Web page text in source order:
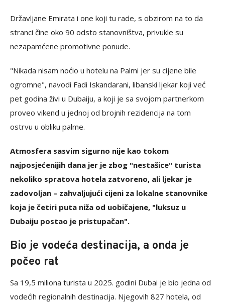
Državljane Emirata i one koji tu rade, s obzirom na to da
stranci čine oko 90 odsto stanovništva, privukle su
nezapamćene promotivne ponude.
"Nikada nisam noćio u hotelu na Palmi jer su cijene bile
ogromne", navodi Fadi Iskandarani, libanski ljekar koji već
pet godina živi u Dubaiju, a koji je sa svojom partnerkom
proveo vikend u jednoj od brojnih rezidencija na tom
ostrvu u obliku palme.
Atmosfera sasvim sigurno nije kao tokom
najposjećenijih dana jer je zbog "nestašice" turista
nekoliko spratova hotela zatvoreno, ali ljekar je
zadovoljan – zahvaljujući cijeni za lokalne stanovnike
koja je četiri puta niža od uobičajene, "luksuz u
Dubaiju postao je pristupačan".
Bio je vodeća destinacija, a onda je
počeo rat
Sa 19,5 miliona turista u 2025. godini Dubai je bio jedna od
vodećih regionalnih destinacija. Njegovih 827 hotela, od